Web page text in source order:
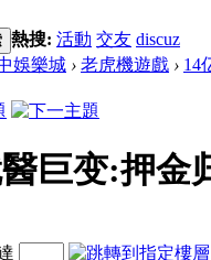
熱搜: 活動 交友 discuz
娛樂城 › 老虎機遊戲 › 14
巨变:押金